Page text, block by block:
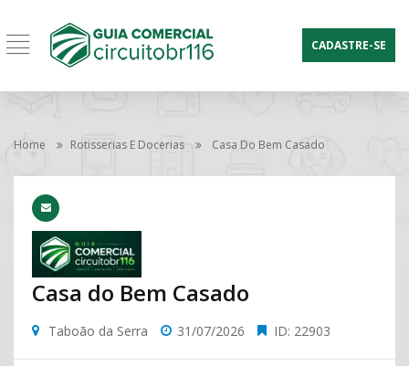
CADASTRE-SE
Home Rotisserias E Docerias Casa Do Bem Casado
Casa do Bem Casado
Taboão da Serra 31/07/2026 ID: 22903